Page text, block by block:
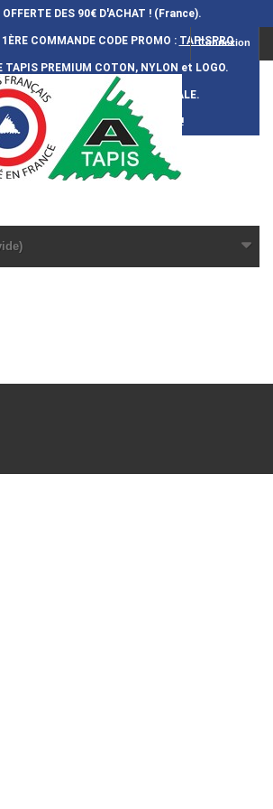
OFFERTE DES 90€ D'ACHAT ! (France).
COMMANDECODE PROMO : TAPISPRO
TAPIS PREMIUM COTON, NYLON et LOGO.
FRANÇ AISE et 100% ARTISANALE.
DE VIE DES TAPIS : 5 ANS ENVIRON !
Connexion